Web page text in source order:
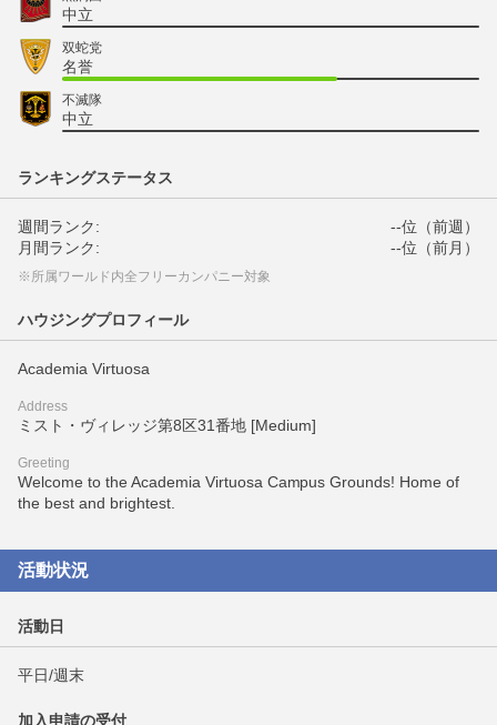
中立
双蛇党
名誉
不滅隊
中立
ランキングステータス
週間ランク:
--位（前週）
月間ランク:
--位（前月）
※所属ワールド内全フリーカンパニー対象
ハウジングプロフィール
Academia Virtuosa
Address
ミスト・ヴィレッジ第8区31番地 [Medium]
Greeting
Welcome to the Academia Virtuosa Campus Grounds! Home of
the best and brightest.
活動状況
活動日
平日/週末
加入申請の受付